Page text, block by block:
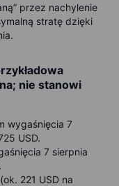
przez nachylenie
stratę dzięki
nie stanowi
wygaśnięcia 7
USD.
7 sierpnia
221 USD na